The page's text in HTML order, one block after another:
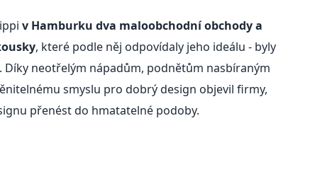
v Hamburku dva maloobchodní obchody a
, které podle něj odpovídaly jeho ideálu - byly
Díky neotřelým nápadům, podnětům nasbíraným
smyslu pro dobrý design objevil firmy,
přenést do hmatatelné podoby.